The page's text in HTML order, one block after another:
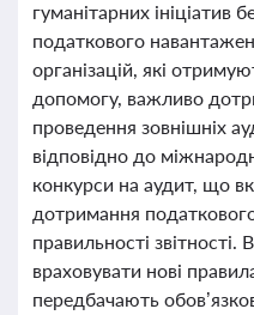
гуманітарних ініціатив
податкового
організацій, які
допомогу, важливо
проведення зовнішніх
відповідно до
конкурси на аудит, що
дотримання
правильності звітності.
враховувати нові
передбачають